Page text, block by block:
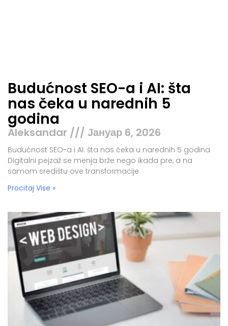
Budućnost SEO-a i AI: šta
nas čeka u narednih 5
godina
Aleksandar Јануар 6, 2026
Budućnost SEO-a i AI: šta nas čeka u narednih 5 godina
Digitalni pejzaž se menja brže nego ikada pre, a na
samom središtu ove transformacije
Procitaj Vise »